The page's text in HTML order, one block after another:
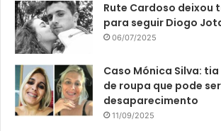
Rute Cardoso deixou
para seguir Diogo
06/07/2025
Caso Mónica Silva:
de roupa que pode
desaparecimento
11/09/2025